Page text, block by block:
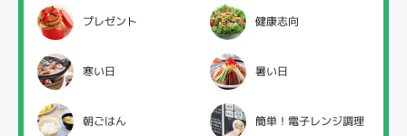
プレゼント 健康志向
寒い日 暑い日
朝ごはん 簡単！電子レンジ調理